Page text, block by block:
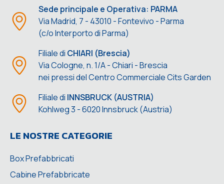
Sede principale e Operativa: PARMA
Via Madrid, 7 - 43010 - Fontevivo - Parma
(c/o Interporto di Parma)
Filiale di CHIARI (Brescia)
Via Cologne, n. 1/A - Chiari - Brescia
nei pressi del Centro Commerciale Cits Garden
Filiale di INNSBRUCK (AUSTRIA)
Kohlweg 3 - 6020 Innsbruck (Austria)
LE NOSTRE CATEGORIE
Box Prefabbricati
Cabine Prefabbricate